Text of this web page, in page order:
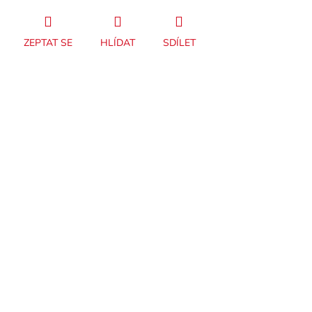
ZEPTAT SE HLÍDAT SDÍLET